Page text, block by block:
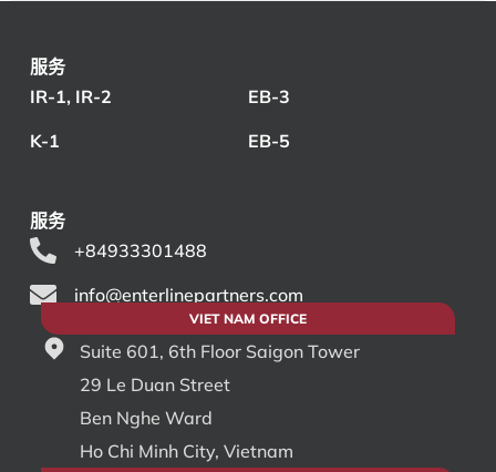
服务
IR-1, IR-2
K-1
EB-3
EB-5
服务
+84933301488
info@enterlinepartners.com
VIET NAM OFFICE
Suite 601, 6th Floor Saigon Tower
29 Le Duan Street
Ben Nghe Ward
Ho Chi Minh City, Vietnam